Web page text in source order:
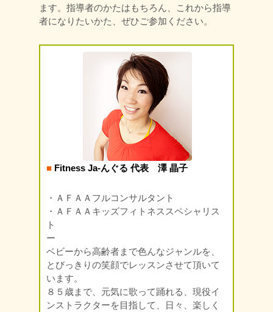
ます。指導者のかたはもちろん、これから指導
者になりたいかた、ぜひご参加ください。
■ Fitness Ja-んぐる 代表 澤 晶子
・ＡＦＡＡフルコンサルタント
・ＡＦＡＡキッズフィトネススペシャリス
ト
ー
ベビーから高齢者まで色んなジャンルを、
とびっきりの笑顔でレッスンさせて頂いて
います。
８５歳まで、元気に歌って踊れる、現役イ
ンストラクターを目指して、日々、楽しく